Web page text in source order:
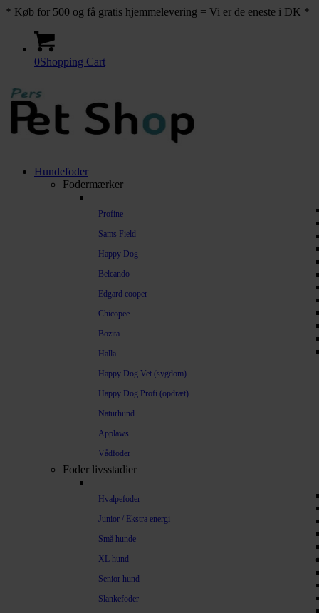
* Køb for 500 og få gratis hjemmelevering = Vi er de eneste i DK *
0Shopping Cart
Hundefoder
Fodermærker
Profine
Sams Field
Happy Dog
Belcando
Edgard cooper
Chicopee
Bozita
Halla
Happy Dog Vet (sygdom)
Happy Dog Profi (opdræt)
Naturhund
Applaws
Vådfoder
Foder livsstadier
Hvalpefoder
Junior / Ekstra energi
Små hunde
XL hund
Senior hund
Slankefoder